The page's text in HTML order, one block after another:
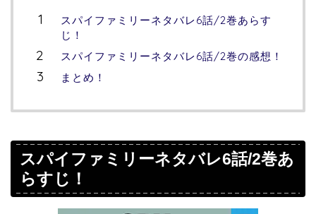
スパイファミリーネタバレ6話/2巻あらす
じ！
スパイファミリーネタバレ6話/2巻の感想！
まとめ！
スパイファミリーネタバレ6話/2巻あ
らすじ！